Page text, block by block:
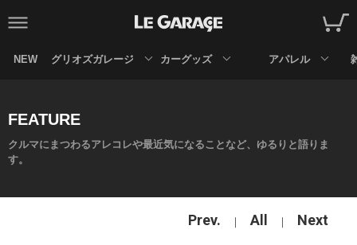
NEW グリオズガレージ カーグッズ アパレル
FEATURE
クルマにまつわるアレコレや最近気になることなど、ゆるりと語りま
す。
Prev. All Next